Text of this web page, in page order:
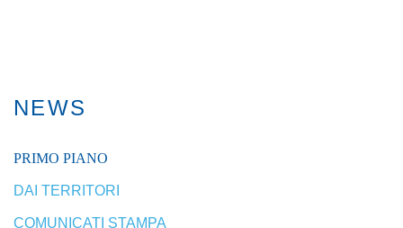
NEWS
PRIMO PIANO
DAI TERRITORI
COMUNICATI STAMPA